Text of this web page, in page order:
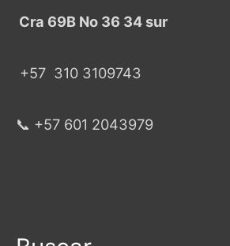
Cra 69B No 36 34 sur
+57 310 3109743
📞 +57 601 2043979